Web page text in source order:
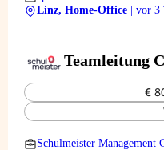
Linz, Home-Office
| vor 3
Teamleitung
€
Schulmeister Management